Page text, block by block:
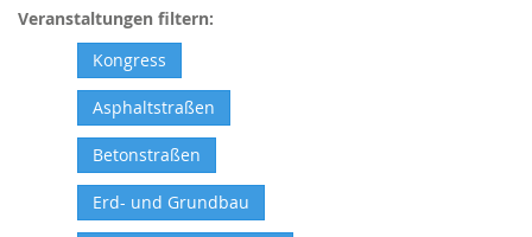
Veranstaltungen filtern:
Kongress
Asphaltstraßen
Betonstraßen
Erd- und Grundbau